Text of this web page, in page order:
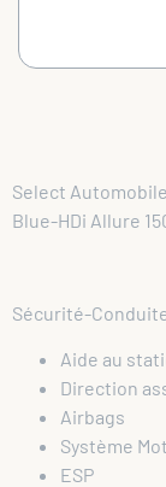
Select
Blue-HDi Allure
Sécurité-
Aide au
Direction
Airbags
Système
ESP